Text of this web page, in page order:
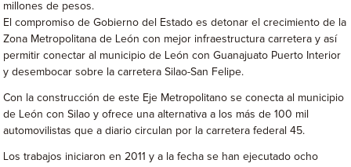
millones de pesos.
El compromiso de Gobierno del Estado es detonar el crecimiento de la
Zona Metropolitana de León con mejor infraestructura carretera y así
permitir conectar al municipio de León con Guanajuato Puerto Interior
y desembocar sobre la carretera Silao-San Felipe.
Con la construcción de este Eje Metropolitano se conecta al municipio
de León con Silao y ofrece una alternativa a los más de 100 mil
automovilistas que a diario circulan por la carretera federal 45.
Los trabajos iniciaron en 2011 y a la fecha se han ejecutado ocho